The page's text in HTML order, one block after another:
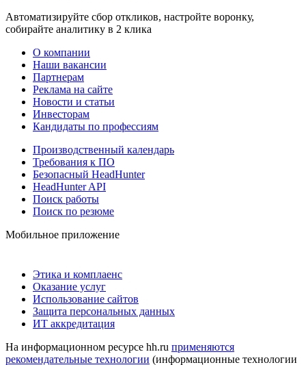
Автоматизируйте сбор откликов, настройте воронку,
собирайте аналитику в 2 клика
О компании
Наши вакансии
Партнерам
Реклама на сайте
Новости и статьи
Инвесторам
Кандидаты по профессиям
Производственный календарь
Требования к ПО
Безопасный HeadHunter
HeadHunter API
Поиск работы
Поиск по резюме
Мобильное приложение
Этика и комплаенс
Оказание услуг
Использование сайтов
Защита персональных данных
ИТ аккредитация
На информационном ресурсе hh.ru применяются
рекомендательные технологии (информационные технологии